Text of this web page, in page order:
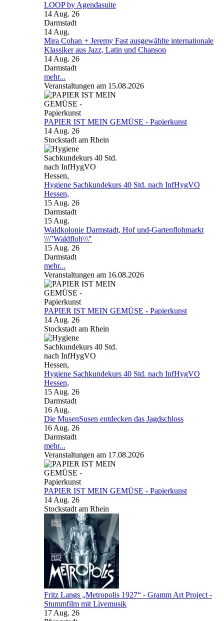
LOOP by Agendasuite
14 Aug. 26
Darmstadt
14 Aug.
Mira Cohan + Jeremy Fast ausgewählte internationale
Klassiker aus Jazz, Latin und Chanson
14 Aug. 26
Darmstadt
mehr...
Veranstaltungen am 15.08.2026
PAPIER IST MEIN GEMÜSE - Papierkunst
14 Aug. 26
Stockstadt am Rhein
Hygiene Sachkundekurs 40 Std. nach InfHygVO
Hessen,
15 Aug. 26
Darmstadt
15 Aug.
Waldkolonie Darmstadt, Hof und-Gartenflohmarkt
\\\"Waldfloh\\\"
15 Aug. 26
Darmstadt
mehr...
Veranstaltungen am 16.08.2026
PAPIER IST MEIN GEMÜSE - Papierkunst
14 Aug. 26
Stockstadt am Rhein
Hygiene Sachkundekurs 40 Std. nach InfHygVO
Hessen,
15 Aug. 26
Darmstadt
16 Aug.
Die MusenSusen entdecken das Jagdschloss
16 Aug. 26
Darmstadt
mehr...
Veranstaltungen am 17.08.2026
PAPIER IST MEIN GEMÜSE - Papierkunst
14 Aug. 26
Stockstadt am Rhein
Fritz Langs „Metropolis 1927“ - Gramm Art Project -
Stummfilm mit Livemusik
17 Aug. 26